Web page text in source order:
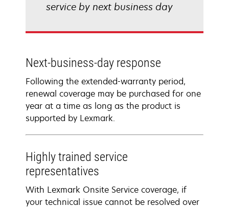
service by next business day
Next-business-day response
Following the extended-warranty period,
renewal coverage may be purchased for one
year at a time as long as the product is
supported by Lexmark.
Highly trained service
representatives
With Lexmark Onsite Service coverage, if
your technical issue cannot be resolved over